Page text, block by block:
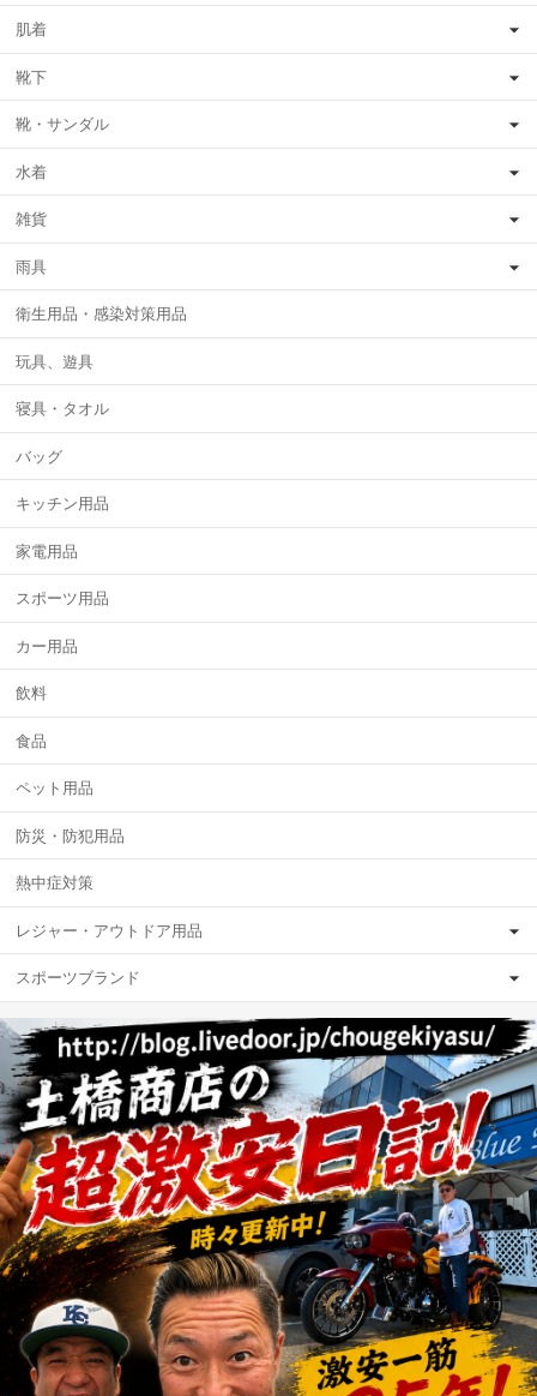
肌着
靴下
靴・サンダル
水着
雑貨
雨具
衛生用品・感染対策用品
玩具、遊具
寝具・タオル
バッグ
キッチン用品
家電用品
スポーツ用品
カー用品
飲料
食品
ペット用品
防災・防犯用品
熱中症対策
レジャー・アウトドア用品
スポーツブランド